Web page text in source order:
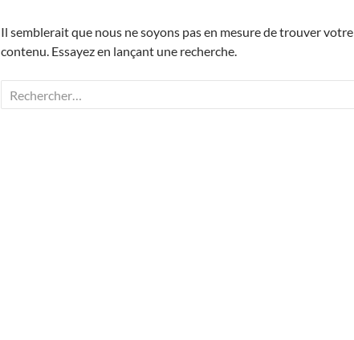
Il semblerait que nous ne soyons pas en mesure de trouver votre
contenu. Essayez en lançant une recherche.
Rechercher :